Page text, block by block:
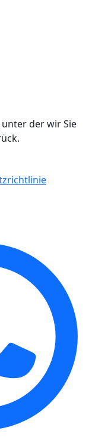
der wir Sie